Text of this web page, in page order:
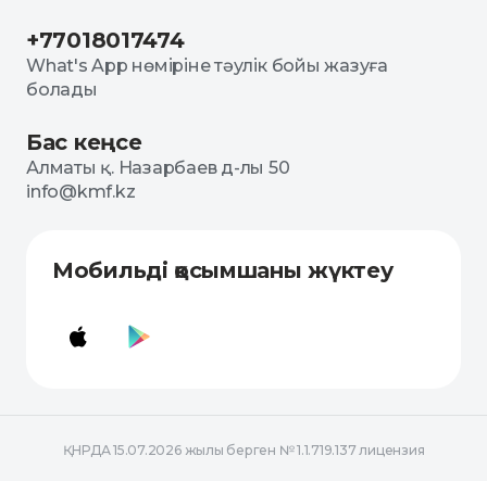
+77018017474
What's App нөміріне тәулік бойы жазуға
болады
Бас кеңсе
Алматы қ. Назарбаев д-лы 50
info@kmf.kz
Мобильді қосымшаны жүктеу
ҚНРДА 15.07.2026 жылы берген № 1.1.719.137 лицензия